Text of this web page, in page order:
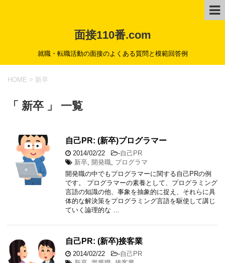
面接110番.com
就職・転職活動の面接のよくある質問と模範回答例
HOME > 新卒
「 新卒 」 一覧
自己PR: (新卒)プログラマー
2014/02/22 -自己PR
新卒 開発職
プログラマ
開発職の中でもプログラマーに関する自己PRの例
です。 プログラマーの素養として、プログラミング
言語の知識の他、事象を抽象的に捉え、それらに具
体的な解決策をプログラミング言語を駆使して講じ
ていく論理的な …
自己PR: (新卒)接客業
2014/02/22 -自己PR